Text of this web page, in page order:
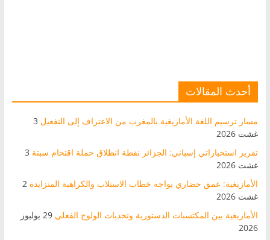
أحدث المقالات
مسار ترسيم اللغة الأمازيغية بالمغرب من الاعتراف إلى التفعيل 3
غشت 2026
تقرير استخباراتي إسباني: الجزائر نقطة انطلاق حملة اقتحام سبتة 3
غشت 2026
الأمازيغية: عمق حضاري يواجه خطاب الاستلاب والكراهية المتزايدة 2
غشت 2026
الأمازيغية بين المكتسبات الدستورية وتحديات الولوج الفعلي
29 يوليوز
2026